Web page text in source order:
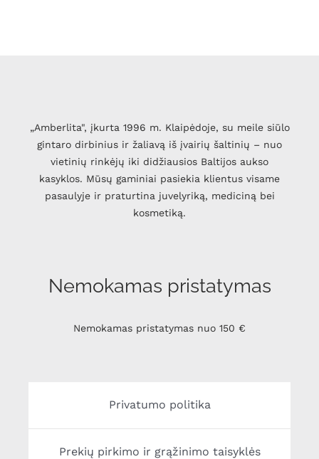
„Amberlita", įkurta 1996 m. Klaipėdoje, su meile siūlo
gintaro dirbinius ir žaliavą iš įvairių šaltinių – nuo
vietinių rinkėjų iki didžiausios Baltijos aukso
kasyklos. Mūsų gaminiai pasiekia klientus visame
pasaulyje ir praturtina juvelyriką, mediciną bei
kosmetiką.
Nemokamas pristatymas
Nemokamas pristatymas nuo 150 €
Privatumo politika
Prekių pirkimo ir grąžinimo taisyklės